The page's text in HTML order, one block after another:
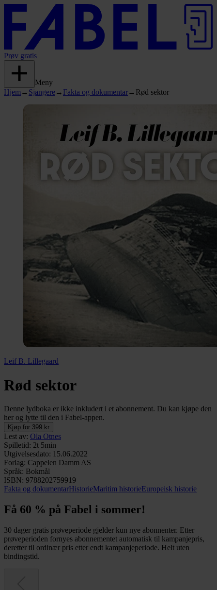
Prøv gratis
Meny
Hjem → Sjangere→ Fakta og dokumentar→ Rød sektor
Leif B. Lillegaard
Rød sektor
Denne lydboka er ikke inkludert i et abonnement. Du kan kjøpe den
her og lytte til den i Fabel-appen.
Kjøp for 399 kr
Lest av: Ola Otnes
Spilletid: 2t 5min
Utgivelsesdato: 15.06.2022
Forlag: Cappelen Damm AS
Språk: Bokmål
ISBN: 9788202759919
Fakta og dokumentarHistorieMaritim historieEuropeisk historie
Få 60 % på Fabel i sommer!
30 dager gratis prøveperiode gjelder kun nye abonnenter. Etter
prøveperioden fornyes abonnementet automatisk til kampanjepris,
deretter til ordinær pris etter endt kampanjeperiode. Helt uten
bindingstid.